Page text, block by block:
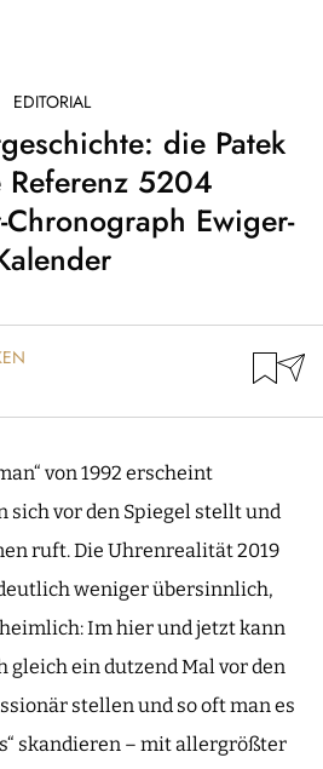
EDITORIAL
die Patek
Referenz 5204
Ewiger-
von 1992 erscheint
sich vor den Spiegel stellt und
ruft. Die Uhrenrealität 2019
weniger übersinnlich,
Im hier und jetzt kann
gleich ein dutzend Mal vor den
stellen und so oft man es
skandieren – mit allergrößter